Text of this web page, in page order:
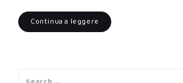
Continua a leggere